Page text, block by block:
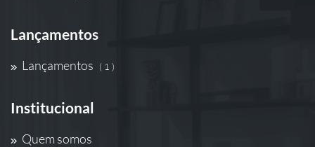
Lançamentos
Lançamentos ( 1 )
Institucional
Quem somos